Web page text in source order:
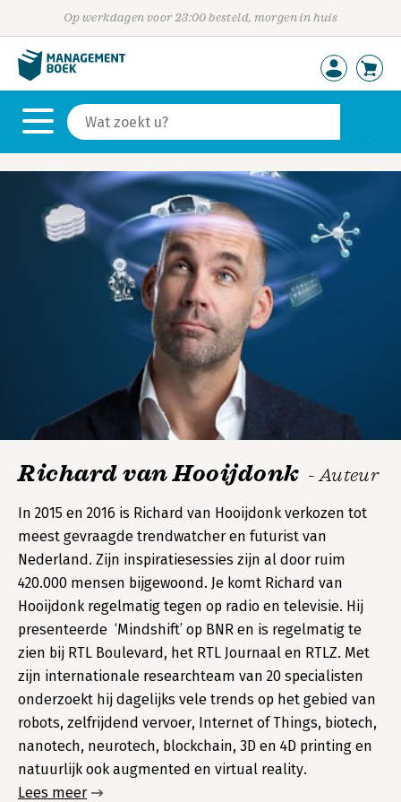
Op werkdagen voor 23:00 besteld, morgen in huis
Richard van Hooijdonk - Auteur
In 2015 en 2016 is Richard van Hooijdonk verkozen tot
meest gevraagde trendwatcher en futurist van
Nederland. Zijn inspiratiesessies zijn al door ruim
420.000 mensen bijgewoond. Je komt Richard van
Hooijdonk regelmatig tegen op radio en televisie. Hij
presenteerde ‘Mindshift’ op BNR en is regelmatig te
zien bij RTL Boulevard, het RTL Journaal en RTLZ. Met
zijn internationale researchteam van 20 specialisten
onderzoekt hij dagelijks vele trends op het gebied van
robots, zelfrijdend vervoer, Internet of Things, biotech,
nanotech, neurotech, blockchain, 3D en 4D printing en
natuurlijk ook augmented en virtual reality.
Lees meer